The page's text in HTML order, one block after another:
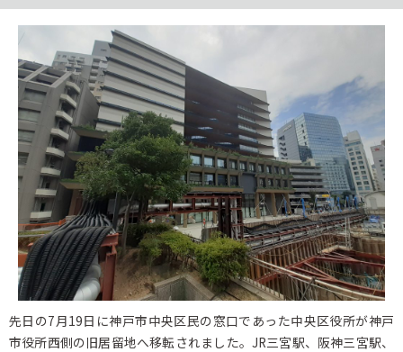
先日の7月19日に神戸市中央区民の窓口であった中央区役所が神戸
市役所西側の旧居留地へ移転されました。JR三宮駅、阪神三宮駅、